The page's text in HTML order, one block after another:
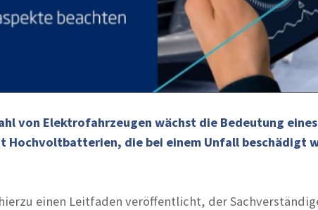
von Elektrofahrzeugen wächst die Bedeutung eines
Hochvoltbatterien, die bei einem Unfall beschädigt
einen Leitfaden veröffentlicht, der